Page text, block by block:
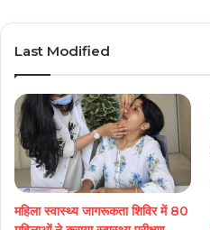
Last Modified
महिला स्वास्थ्य जागरूकता शिविर में 80